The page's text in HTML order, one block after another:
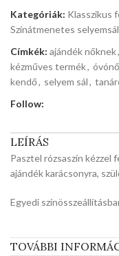
Kategóriák: Klasszikus
Színátmenetes
Címkék: ajándék nőknek,
kézműves termék,
kendő, selyem sál,
Follow:
LEÍRÁS
Pasztel rózsaszín
ajándék karácsonyra,
Egyedi
TOVÁBBI